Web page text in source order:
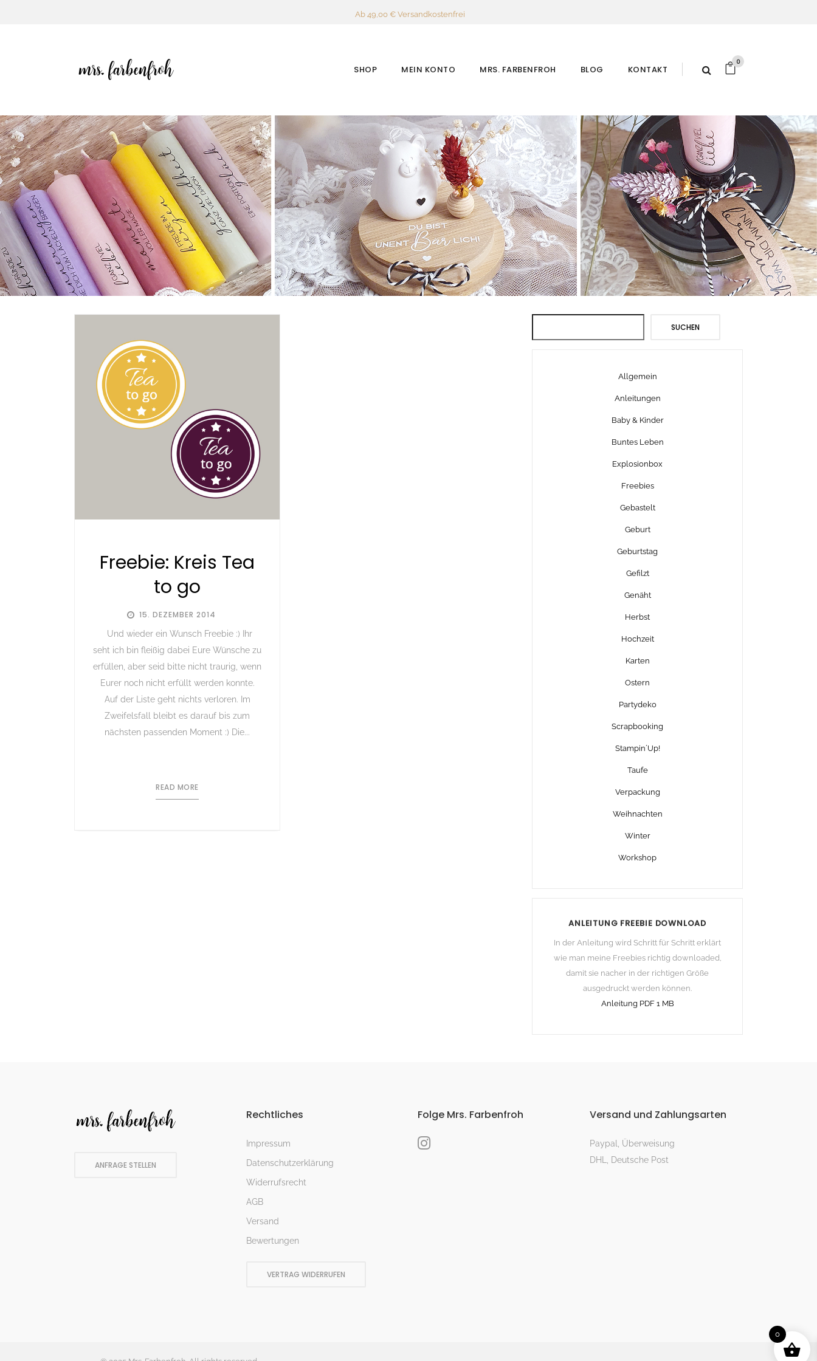
Ab 49,00 € Versandkostenfrei
SHOP MEIN KONTO MRS. FARBENFROH BLOG KONTAKT
0
15. DEZEMBER 2014
Freebie: Kreis Tea
to go
Und wieder ein Wunsch Freebie :) Ihr
seht ich bin fleißig dabei Eure Wünsche zu
erfüllen, aber seid bitte nicht traurig, wenn
Eurer noch nicht erfüllt werden konnte.
Auf der Liste geht nichts verloren. Im
Zweifelsfall bleibt es darauf bis zum
nächsten passenden Moment :) Die...
READ MORE
SUCHEN
Allgemein
Anleitungen
Baby & Kinder
Buntes Leben
Explosionbox
Freebies
Gebastelt
Geburt
Geburtstag
Gefilzt
Genäht
Herbst
Hochzeit
Karten
Ostern
Partydeko
Scrapbooking
Stampin´Up!
Taufe
Verpackung
Weihnachten
Winter
Workshop
ANLEITUNG FREEBIE DOWNLOAD
In der Anleitung wird Schritt für Schritt erklärt
wie man meine Freebies richtig downloaded,
damit sie nacher in der richtigen Größe
ausgedruckt werden können.
Anleitung PDF 1 MB
ANFRAGE STELLEN
Rechtliches
Impressum
Datenschutzerklärung
Widerrufsrecht
AGB
Versand
Bewertungen
VERTRAG WIDERRUFEN
Folge Mrs. Farbenfroh Versand und Zahlungsarten
Paypal, Überweisung
DHL, Deutsche Post
0